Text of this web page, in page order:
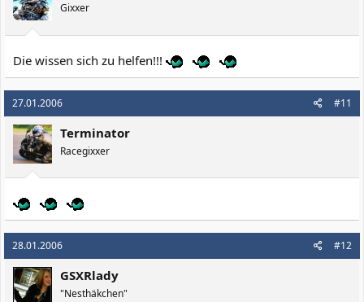
Gixxer
Die wissen sich zu helfen!!!
27.01.2006 #11
Terminator
Racegixxer
28.01.2006 #12
GSXRlady
"Nesthäkchen"